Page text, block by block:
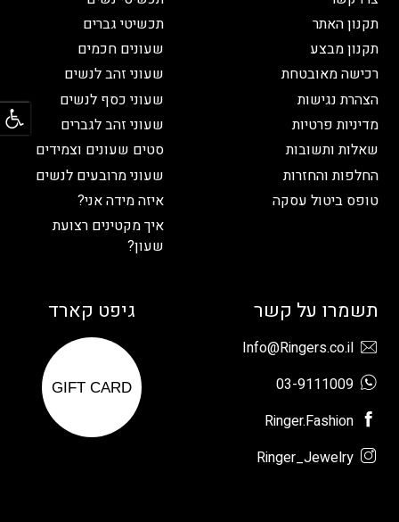
תקנון האתר
תקנון מבצע
רכישה מאובטחת
הצהרת נגישות
מדיניות פרטיות
שאלות ותשובות
החלפות והחזרות
טופס ביטול עסקה
תכשיטי גברים
שעונים חכמים
שעוני זהב לנשים
שעוני כסף לנשים
שעוני זהב לגברים
סטים שעונים וצמידים
שעוני מרובעים לנשים
איזה מידה אני?
איך מקטינים רצועת
שעון?
תשמרו על קשר
Info@Ringers.co.il
03-9111009
Ringer.Fashion
Ringer_Jewelry
גיפט קארד
GIFT CARD